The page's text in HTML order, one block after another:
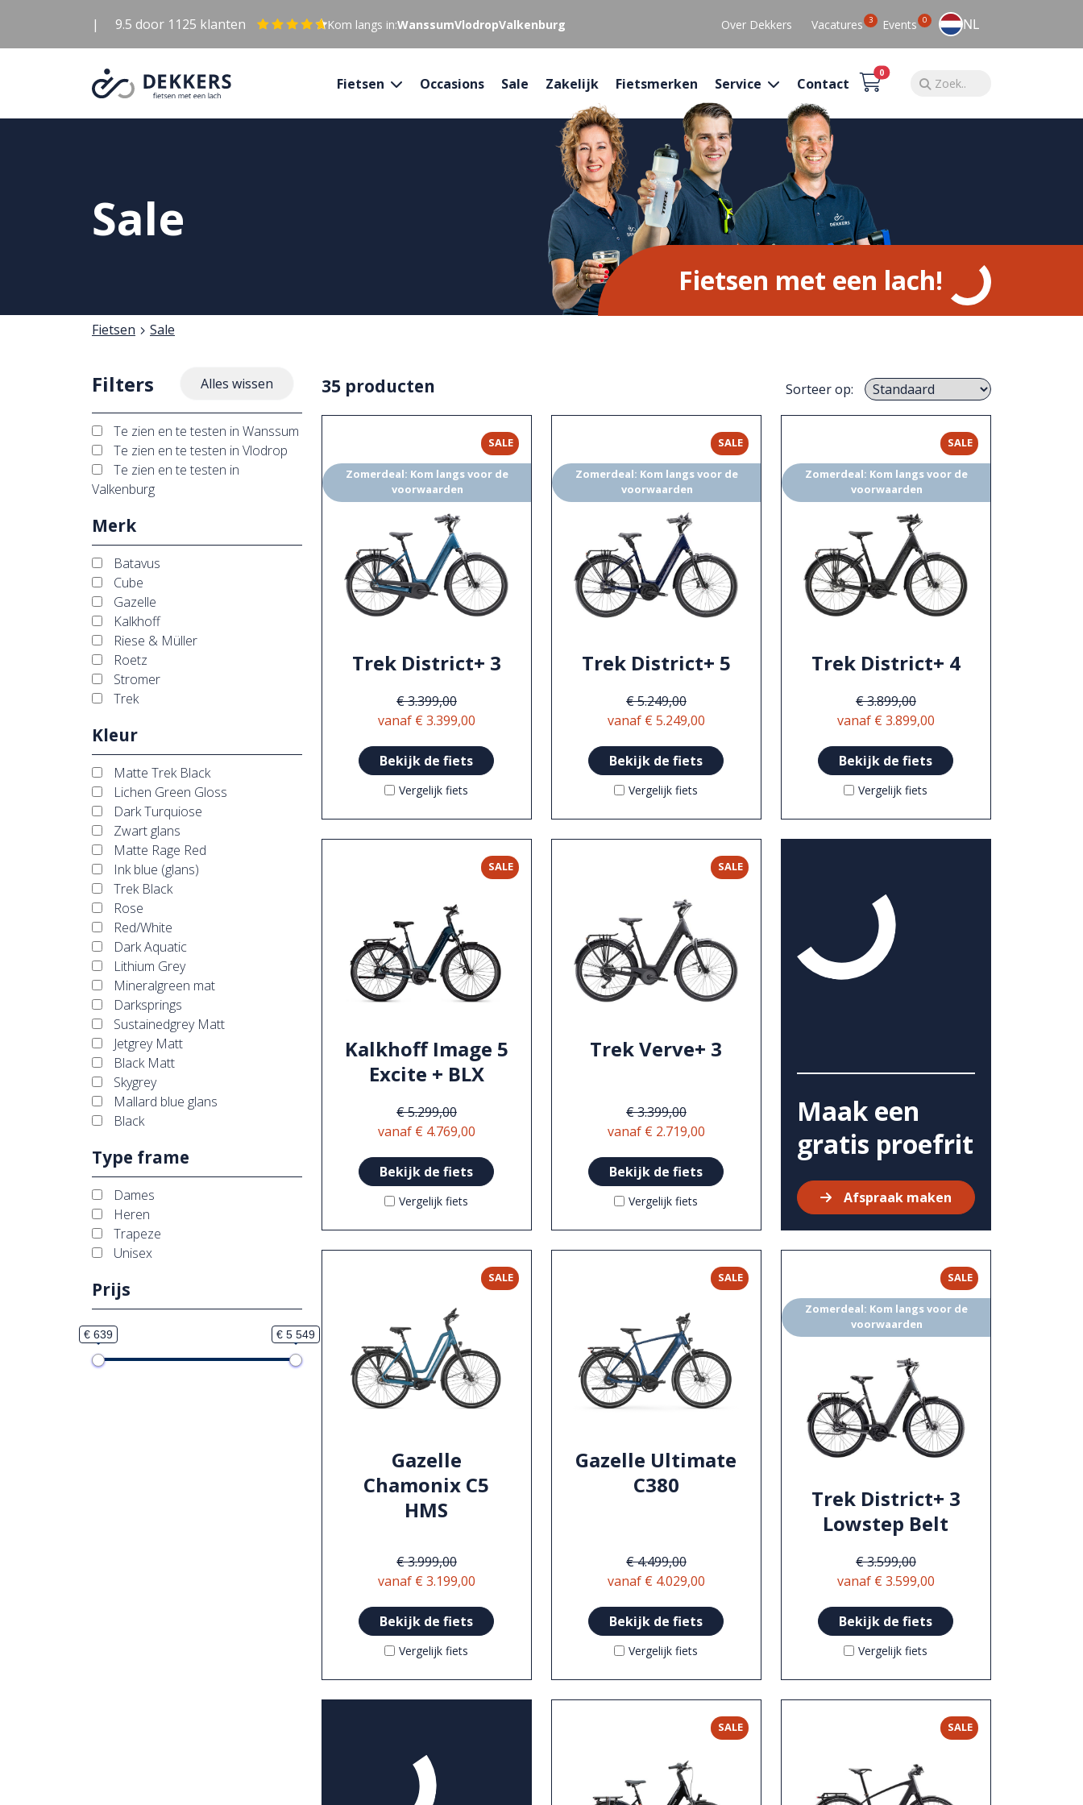
| 9.5 door 1125 klanten Kom langs in:WanssumVlodropValkenburg Over Dekkers Vacatures 3 Events 0 NL
Fietsen Occasions Sale Zakelijk Fietsmerken Service Contact
0
Sale
Fietsen met een lach!
Fietsen Sale
Filters Alles wissen
Te zien en te testen in Wanssum
Te zien en te testen in Vlodrop
Te zien en te testen in
Valkenburg
Merk
Batavus
Cube
Gazelle
Kalkhoff
Riese & Müller
Roetz
Stromer
Trek
Kleur
Matte Trek Black
Lichen Green Gloss
Dark Turquiose
Zwart glans
Matte Rage Red
Ink blue (glans)
Trek Black
Rose
Red/White
Dark Aquatic
Lithium Grey
Mineralgreen mat
Darksprings
Sustainedgrey Matt
Jetgrey Matt
Black Matt
Skygrey
Mallard blue glans
Black
Type frame
Dames
Heren
Trapeze
Unisex
Prijs
€ 639 € 5 549
35 producten Sorteer op:
SALE
Zomerdeal: Kom langs voor de
voorwaarden
Trek District+ 3
€ 3.399,00
vanaf € 3.399,00
Bekijk de fiets
Vergelijk fiets
SALE
Zomerdeal: Kom langs voor de
voorwaarden
Trek District+ 5
€ 5.249,00
vanaf € 5.249,00
Bekijk de fiets
Vergelijk fiets
SALE
Zomerdeal: Kom langs voor de
voorwaarden
Trek District+ 4
€ 3.899,00
vanaf € 3.899,00
Bekijk de fiets
Vergelijk fiets
SALE
Kalkhoff Image 5
Excite + BLX
€ 5.299,00
vanaf € 4.769,00
Bekijk de fiets
Vergelijk fiets
SALE
Trek Verve+ 3
€ 3.399,00
vanaf € 2.719,00
Bekijk de fiets
Vergelijk fiets
Maak een
gratis proefrit
Afspraak maken
SALE
Gazelle
Chamonix C5
HMS
€ 3.999,00
vanaf € 3.199,00
Bekijk de fiets
Vergelijk fiets
SALE
Gazelle Ultimate
C380
€ 4.499,00
vanaf € 4.029,00
Bekijk de fiets
Vergelijk fiets
SALE
Zomerdeal: Kom langs voor de
voorwaarden
Trek District+ 3
Lowstep Belt
€ 3.599,00
vanaf € 3.599,00
Bekijk de fiets
Vergelijk fiets
SALE SALE